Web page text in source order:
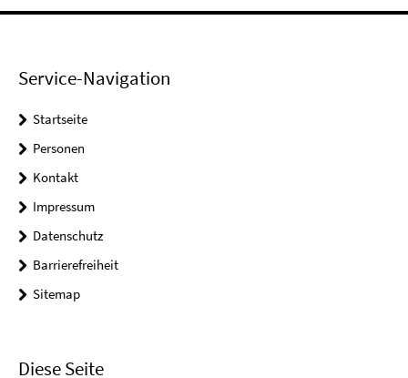
Service-Navigation
Startseite
Personen
Kontakt
Impressum
Datenschutz
Barrierefreiheit
Sitemap
Diese Seite